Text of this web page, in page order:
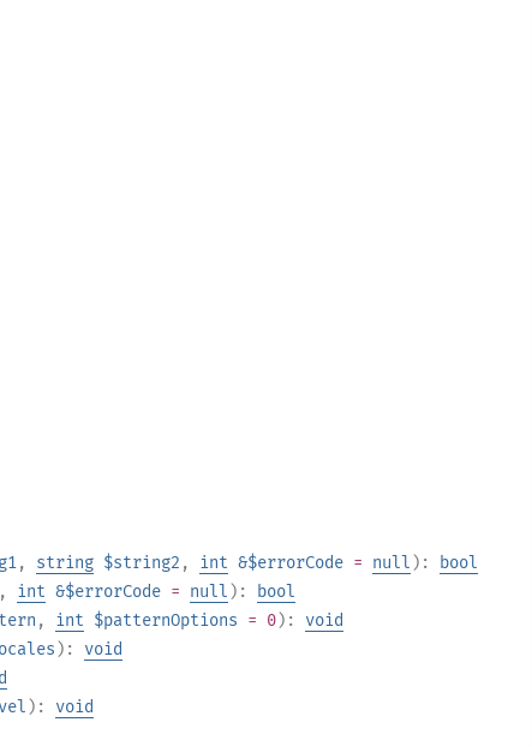
, string $string2 , int &$errorCode = null ):
bool
, int &$errorCode = null ):
bool
, int $patternOptions = 0): void
): void
): void